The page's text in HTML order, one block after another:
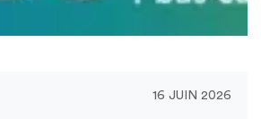
16 JUIN 2026